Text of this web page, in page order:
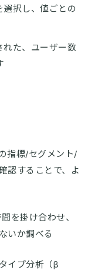
選択し、値ごとの
れた、ユーザー数
指標/セグメント/
認することで、よ
を掛け合わせ、
いか調べる
イプ分析（β